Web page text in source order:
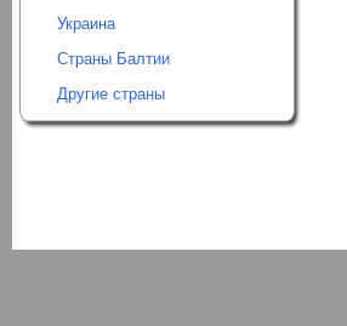
Украина
Страны Балтии
Другие страны